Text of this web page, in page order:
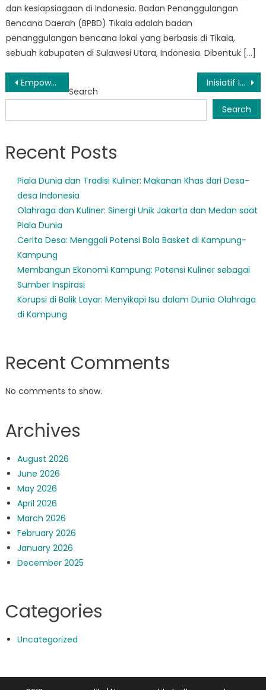
dan kesiapsiagaan di Indonesia. Badan Penanggulangan
Bencana Daerah (BPBD) Tikala adalah badan
penanggulangan bencana lokal yang berbasis di Tikala,
sebuah kabupaten di Sulawesi Utara, Indonesia. Dibentuk […]
Post
navigation
Empowering Communities: The Role of Kontak BPBD Manado Inisiatif Inovatif BPBD Manado Bertujuan Memperkuat Ketahanan Daerah
Search
Search
Recent Posts
Piala Dunia dan Tradisi Kuliner: Makanan Khas dari Desa-
desa Indonesia
Olahraga dan Kuliner: Sinergi Unik Jakarta dan Medan saat
Piala Dunia
Cerita Desa: Menggali Potensi Bola Basket di Kampung-
Kampung
Membangun Ekonomi Kampung: Potensi Kuliner sebagai
Sumber Inspirasi
Korupsi di Balik Layar: Menyikapi Isu dalam Dunia Olahraga
di Kampung
Recent Comments
No comments to show.
Archives
August 2026
June 2026
May 2026
April 2026
March 2026
February 2026
January 2026
December 2025
Categories
Uncategorized